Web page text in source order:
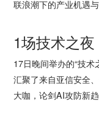
联浪潮下的产业机遇与
1场技术之夜
17日晚间举办的“技术
汇聚了来自亚信安全
大咖，论剑AI攻防新趋